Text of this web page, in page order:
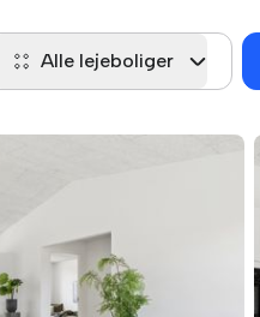
Alle lejeboliger